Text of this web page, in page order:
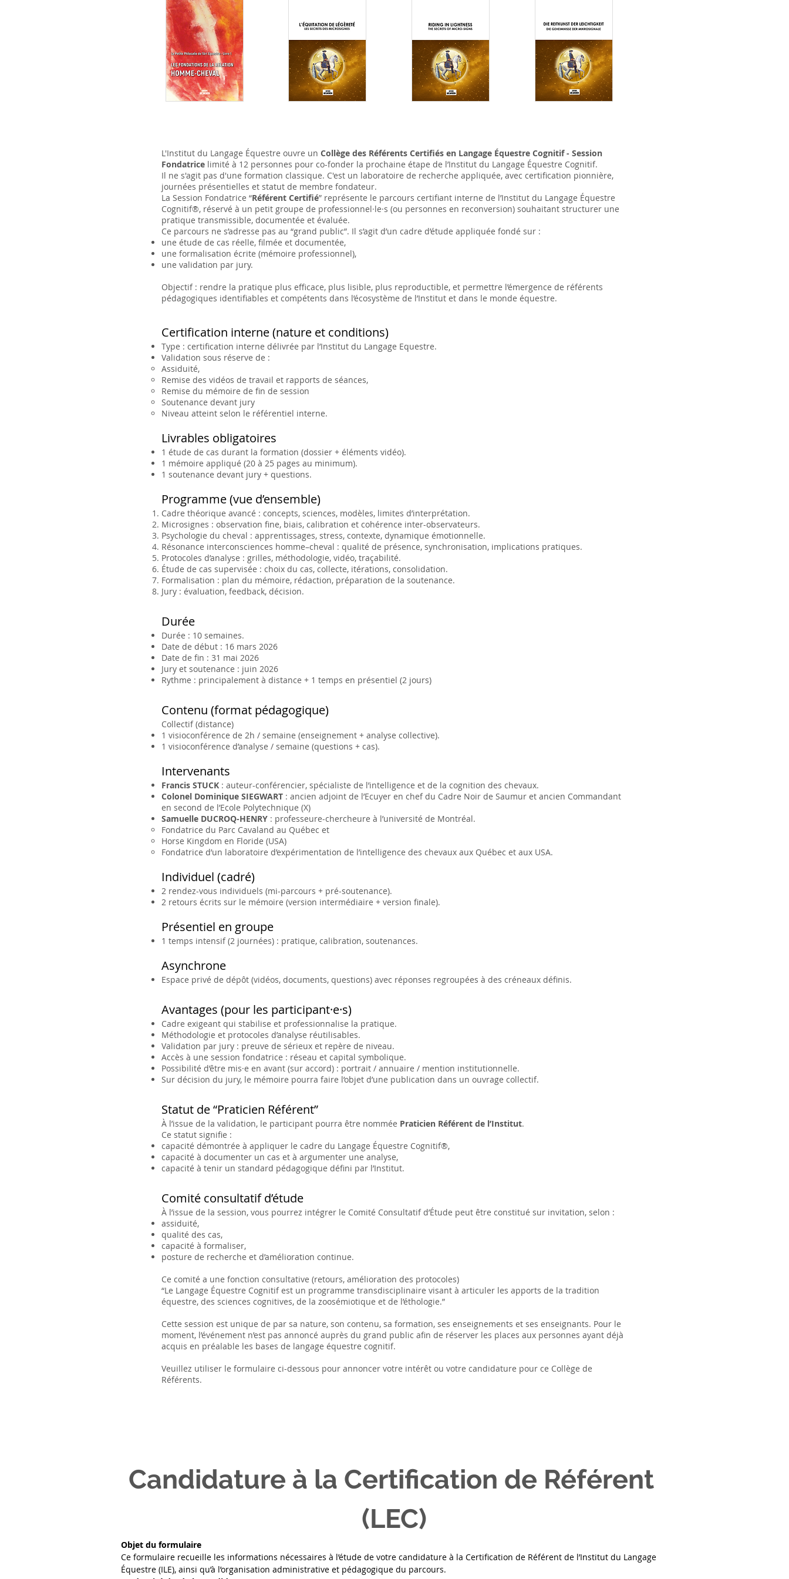
L'Institut du Langage Équestre ouvre un Collège des Référents Certifiés en Langage Équestre Cognitif - Session
Fondatrice limité à 12 personnes pour co-fonder la prochaine étape de l’Institut du Langage Équestre Cognitif.
Il ne s'agit pas d'une formation classique. C'est un laboratoire de recherche appliquée, avec certification pionnière,
journées présentielles et statut de membre fondateur.
La Session Fondatrice “Référent Certifié” représente le parcours certifiant interne de l’Institut du Langage Équestre
Cognitif®, réservé à un petit groupe de professionnel·le·s (ou personnes en reconversion) souhaitant structurer une
pratique transmissible, documentée et évaluée.
Ce parcours ne s’adresse pas au “grand public”. Il s’agit d’un cadre d’étude appliquée fondé sur :
une étude de cas réelle, filmée et documentée,
une formalisation écrite (mémoire professionnel),
une validation par jury.
Objectif : rendre la pratique plus efficace, plus lisible, plus reproductible, et permettre l’émergence de référents
pédagogiques identifiables et compétents dans l’écosystème de l’Institut et dans le monde équestre.
Certification interne (nature et conditions)
Type : certification interne délivrée par l’Institut du Langage Equestre.
Validation sous réserve de :
Assiduité,
Remise des vidéos de travail et rapports de séances,
Remise du mémoire de fin de session
Soutenance devant jury
Niveau atteint selon le référentiel interne.
Livrables obligatoires
1 étude de cas durant la formation (dossier + éléments vidéo).
1 mémoire appliqué (20 à 25 pages au minimum).
1 soutenance devant jury + questions.
Programme (vue d’ensemble)
Cadre théorique avancé : concepts, sciences, modèles, limites d’interprétation.
Microsignes : observation fine, biais, calibration et cohérence inter-observateurs.
Psychologie du cheval : apprentissages, stress, contexte, dynamique émotionnelle.
Résonance interconsciences homme–cheval : qualité de présence, synchronisation, implications pratiques.
Protocoles d’analyse : grilles, méthodologie, vidéo, traçabilité.
Étude de cas supervisée : choix du cas, collecte, itérations, consolidation.
Formalisation : plan du mémoire, rédaction, préparation de la soutenance.
Jury : évaluation, feedback, décision.
Durée
Durée : 10 semaines.
Date de début : 16 mars 2026
Date de fin : 31 mai 2026
Jury et soutenance : juin 2026
Rythme : principalement à distance + 1 temps en présentiel (2 jours)
Contenu (format pédagogique)
Collectif (distance)
1 visioconférence de 2h / semaine (enseignement + analyse collective).
1 visioconférence d’analyse / semaine (questions + cas).
Intervenants
Francis STUCK : auteur-conférencier, spécialiste de l’intelligence et de la cognition des chevaux.
Colonel Dominique SIEGWART : ancien adjoint de l’Ecuyer en chef du Cadre Noir de Saumur et ancien Commandant
en second de l’Ecole Polytechnique (X)
Samuelle DUCROQ-HENRY : professeure-chercheure à l’université de Montréal.
Fondatrice du Parc Cavaland au Québec et
Horse Kingdom en Floride (USA)
Fondatrice d’un laboratoire d’expérimentation de l’intelligence des chevaux aux Québec et aux USA.
Individuel (cadré)
2 rendez-vous individuels (mi-parcours + pré-soutenance).
2 retours écrits sur le mémoire (version intermédiaire + version finale).
Présentiel en groupe
1 temps intensif (2 journées) : pratique, calibration, soutenances.
Asynchrone
Espace privé de dépôt (vidéos, documents, questions) avec réponses regroupées à des créneaux définis.
Avantages (pour les participant·e·s)
Cadre exigeant qui stabilise et professionnalise la pratique.
Méthodologie et protocoles d’analyse réutilisables.
Validation par jury : preuve de sérieux et repère de niveau.
Accès à une session fondatrice : réseau et capital symbolique.
Possibilité d’être mis·e en avant (sur accord) : portrait / annuaire / mention institutionnelle.
Sur décision du jury, le mémoire pourra faire l’objet d’une publication dans un ouvrage collectif.
Statut de “Praticien Référent”
À l’issue de la validation, le participant pourra être nommée Praticien Référent de l’Institut.
Ce statut signifie :
capacité démontrée à appliquer le cadre du Langage Équestre Cognitif®,
capacité à documenter un cas et à argumenter une analyse,
capacité à tenir un standard pédagogique défini par l’Institut.
Comité consultatif d’étude
À l’issue de la session, vous pourrez intégrer le Comité Consultatif d’Étude peut être constitué sur invitation, selon :
assiduité,
qualité des cas,
capacité à formaliser,
posture de recherche et d’amélioration continue.
Ce comité a une fonction consultative (retours, amélioration des protocoles)
“Le Langage Équestre Cognitif est un programme transdisciplinaire visant à articuler les apports de la tradition
équestre, des sciences cognitives, de la zoosémiotique et de l’éthologie.”
Cette session est unique de par sa nature, son contenu, sa formation, ses enseignements et ses enseignants. Pour le
moment, l’événement n’est pas annoncé auprès du grand public afin de réserver les places aux personnes ayant déjà
acquis en préalable les bases de langage équestre cognitif.
Veuillez utiliser le formulaire ci-dessous pour annoncer votre intérêt ou votre candidature pour ce Collège de
Référents.
Candidature à la Certification de Référent
(LEC)
Objet du formulaire
Ce formulaire recueille les informations nécessaires à l’étude de votre candidature à la Certification de Référent de l’Institut du Langage
Équestre (ILE), ainsi qu’à l’organisation administrative et pédagogique du parcours.